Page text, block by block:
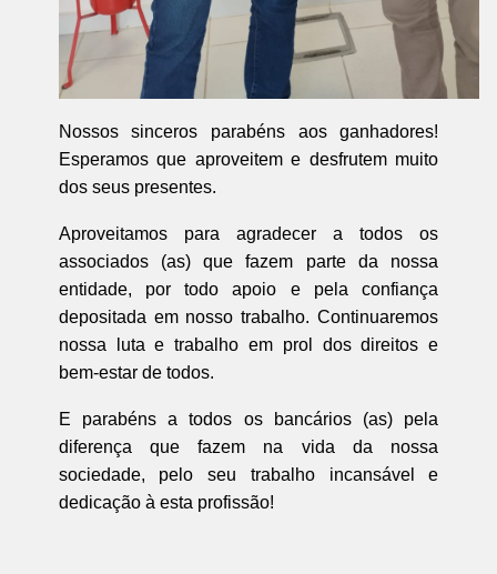
Nossos sinceros parabéns aos ganhadores!
Esperamos que aproveitem e desfrutem muito
dos seus presentes.
Aproveitamos para agradecer a todos os
associados (as) que fazem parte da nossa
entidade, por todo apoio e pela confiança
depositada em nosso trabalho. Continuaremos
nossa luta e trabalho em prol dos direitos e
bem-estar de todos.
E parabéns a todos os bancários (as) pela
diferença que fazem na vida da nossa
sociedade, pelo seu trabalho incansável e
dedicação à esta profissão!